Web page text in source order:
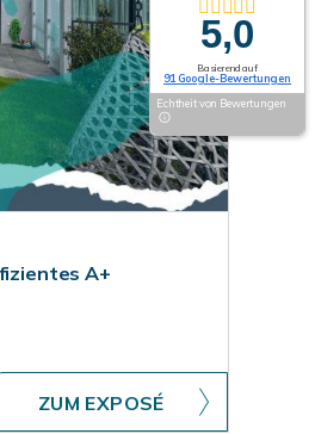
A+
ZUM EXPOSÉ
5,0
Basierend auf
91 Google-Bewertungen
Echtheit von Bewertungen